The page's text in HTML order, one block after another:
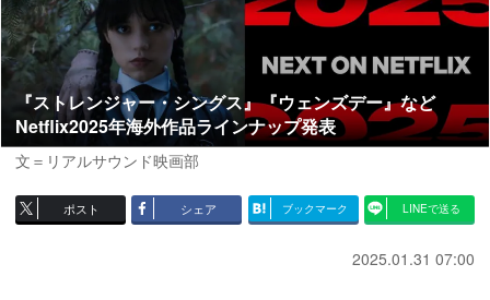
『ストレンジャー・シングス』『ウェンズデー』など
Netflix2025年海外作品ラインナップ発表
文＝リアルサウンド映画部
ポスト シェア ブックマーク LINEで送る
2025.01.31 07:00